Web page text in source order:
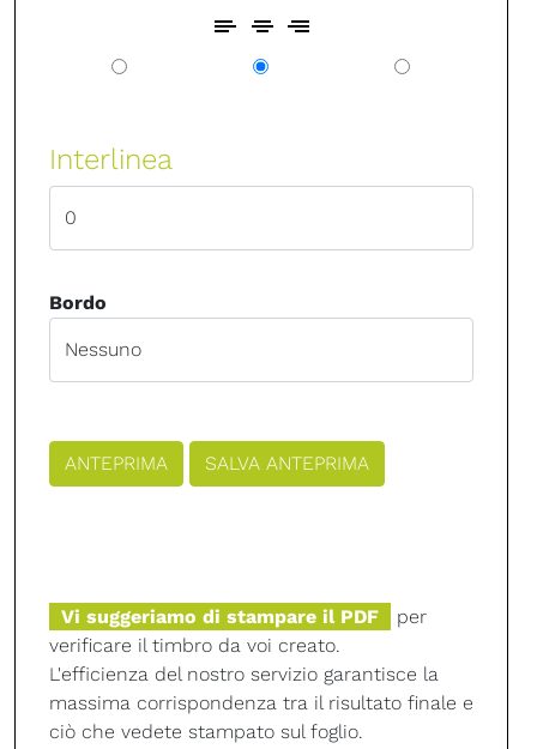
Interlinea
Bordo
Vi suggeriamo di stampare il PDF
per
verificare il timbro da voi creato.
L'efficienza del nostro servizio garantisce la
massima corrispondenza tra il risultato finale e
ciò che vedete stampato sul foglio.